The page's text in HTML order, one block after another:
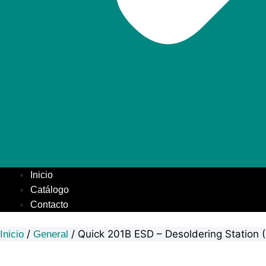
Inicio
Catálogo
Contacto
Inicio / General / Quick 201B ESD – Desoldering Station